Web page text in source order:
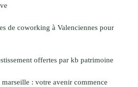
de coworking à Valenciennes pour
offertes par kb patrimoine
: votre avenir commence